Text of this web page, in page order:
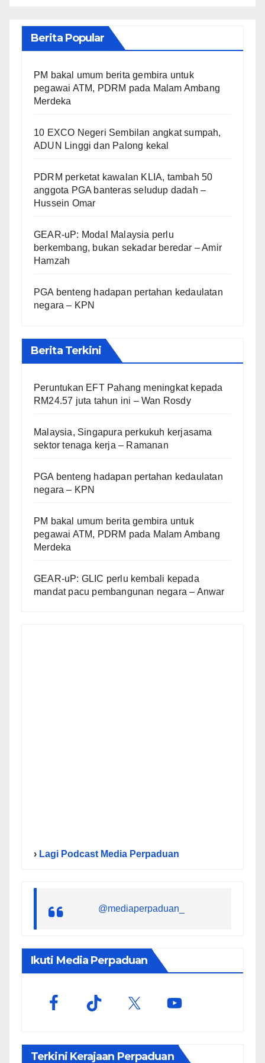
Berita Popular
PM bakal umum berita gembira untuk
pegawai ATM, PDRM pada Malam Ambang
Merdeka
10 EXCO Negeri Sembilan angkat sumpah,
ADUN Linggi dan Palong kekal
PDRM perketat kawalan KLIA, tambah 50
anggota PGA banteras seludup dadah –
Hussein Omar
GEAR-uP: Modal Malaysia perlu
berkembang, bukan sekadar beredar – Amir
Hamzah
PGA benteng hadapan pertahan kedaulatan
negara – KPN
Berita Terkini
Peruntukan EFT Pahang meningkat kepada
RM24.57 juta tahun ini – Wan Rosdy
Malaysia, Singapura perkukuh kerjasama
sektor tenaga kerja – Ramanan
PGA benteng hadapan pertahan kedaulatan
negara – KPN
PM bakal umum berita gembira untuk
pegawai ATM, PDRM pada Malam Ambang
Merdeka
GEAR-uP: GLIC perlu kembali kepada
mandat pacu pembangunan negara – Anwar
› Lagi Podcast Media Perpaduan
@mediaperpaduan_
Ikuti Media Perpaduan
Terkini Kerajaan Perpaduan